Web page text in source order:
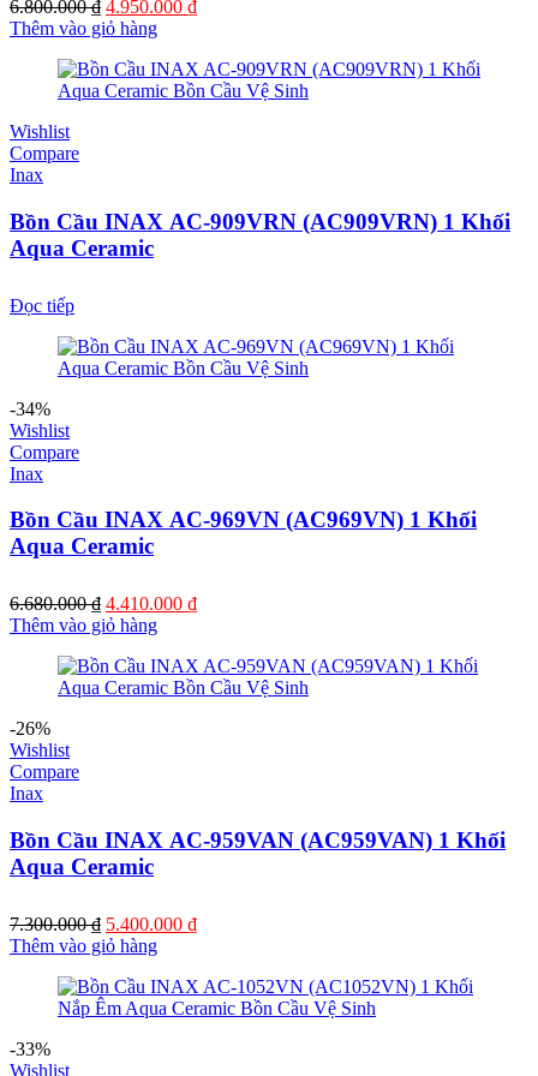
6.800.000₫ Giá
gốc
6.800.000 ₫.
4.950.000 ₫Giá
là:
4.950.000 ₫.
Thêm vào giỏ hàng
Wishlist
Compare
Inax
Bồn Cầu INAX AC-909VRN (AC909VRN) 1 Khối
Aqua Ceramic
Đọc tiếp
-34%
Wishlist
Compare
Inax
Bồn Cầu INAX AC-969VN (AC969VN) 1 Khối
Aqua Ceramic
6.680.000₫ Giá
gốc
6.680.000 ₫.
4.410.000 ₫Giá
là:
4.410.000 ₫.
Thêm vào giỏ hàng
-26%
Wishlist
Compare
Inax
Bồn Cầu INAX AC-959VAN (AC959VAN) 1 Khối
Aqua Ceramic
7.300.000₫ Giá
gốc
7.300.000 ₫.
5.400.000 ₫Giá
là:
5.400.000 ₫.
Thêm vào giỏ hàng
-33%
Wishlist